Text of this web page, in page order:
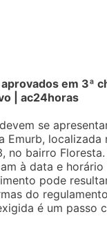
em 3ª
| ac24horas
se
Emurb, localizada
no bairro
à data e
pode
do
é um passo